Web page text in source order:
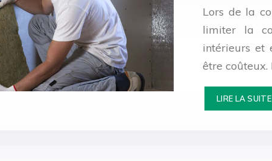
Lors de la
limiter la
intérieurs et
être coûteux.
LIRE LA SUITE